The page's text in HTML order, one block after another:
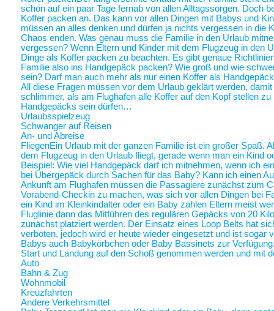
schon auf ein paar Tage fernab von allen Alltagssorgen. Doch
Koffer packen an. Das kann vor allen Dingen mit Babys und
müssen an alles denken und dürfen ja nichts vergessen in die
Chaos enden. Was genau muss die Familie in den Urlaub
vergessen? Wenn Eltern und Kinder mit dem Flugzeug in den
Dinge als Koffer packen zu beachten. Es gibt genaue
Familie also ins Handgepäck packen? Wie groß und wie
sein? Darf man auch mehr als nur einen Koffer als
All diese Fragen müssen vor dem Urlaub geklärt werden,
schlimmer, als am Flughafen alle Koffer auf den Kopf stellen
Handgepäcks sein dürfen…
Urlaubsspielzeug
Schwanger auf Reisen
An- und Abreise
FliegenEin Urlaub mit der ganzen Familie ist ein großer Spaß.
dem Flugzeug in den Urlaub fliegt, gerade wenn man ein Kind
Beispiel: Wie viel Handgepäck darf ich mitnehmen, wenn ich
bei Übergepäck durch Sachen für das Baby? Kann ich einen
Ankunft am Flughafen müssen die Passagiere zunächst zum
Vorabend-Checkin zu machen, was sich vor allen Dingen bei
ein Kind im Kleinkindalter oder ein Baby zahlen Eltern meist
Fluglinie dann das Mitführen des regulären Gepäcks von 20
zunächst platziert werden. Der Einsatz eines Loop Belts hat
verboten, jedoch wird er heute wieder eingesetzt und ist sogar
Babys auch Babykörbchen oder Baby Bassinets zur
Start und Landung auf den Schoß genommen werden und mit
Auto
Bahn & Zug
Wohnmobil
Kreuzfahrten
Andere Verkehrsmittel